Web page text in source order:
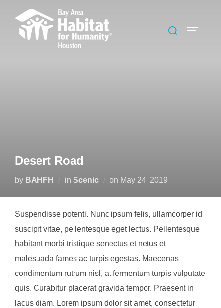
content
Search
Desert Road
by BAHFH in Scenic on Posted
May 24, 2019
Suspendisse potenti. Nunc ipsum felis, ullamcorper id
suscipit vitae, pellentesque eget lectus. Pellentesque
habitant morbi tristique senectus et netus et
malesuada fames ac turpis egestas. Maecenas
condimentum rutrum nisl, at fermentum turpis vulputate
quis. Curabitur placerat gravida tempor. Praesent in
lacus diam. Lorem ipsum dolor sit amet, consectetur